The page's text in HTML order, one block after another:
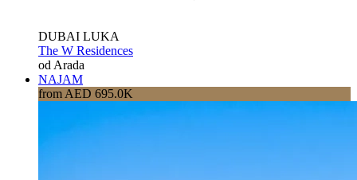
DUBAI LUKA
The W Residences
od Arada
NAJAM
from AED 695.0K